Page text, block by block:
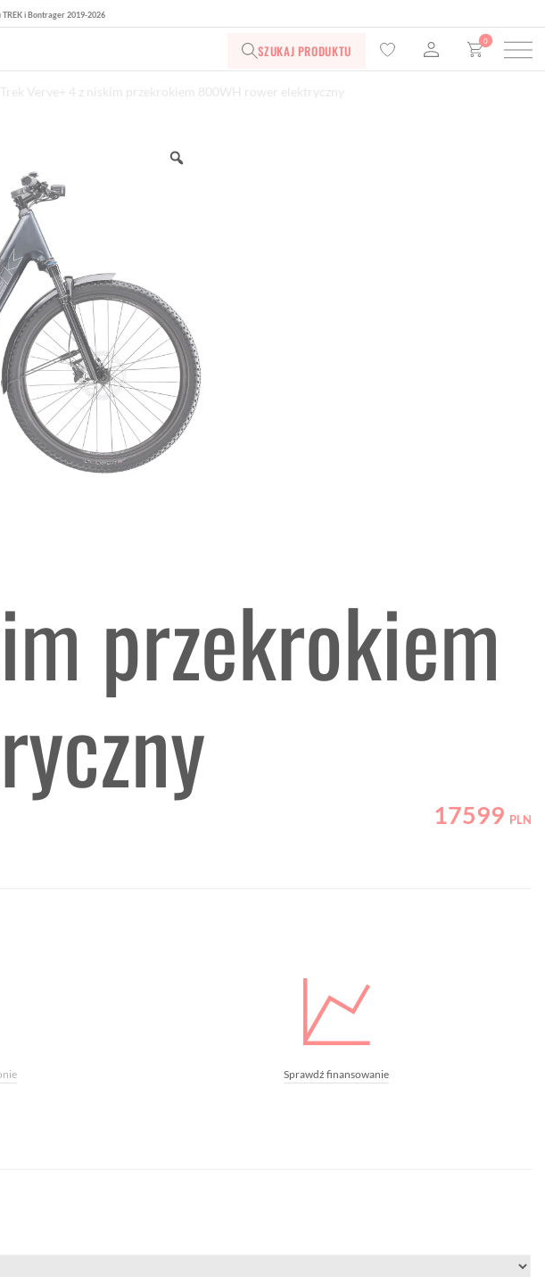
TREK i Bontrager 2019-2026
SZUKAJ PRODUKTU
0
Trek Verve+ 4 z niskim przekrokiem 800WH rower elektryczny
przekrokiem
17599 PLN
Sprawdź finansowanie